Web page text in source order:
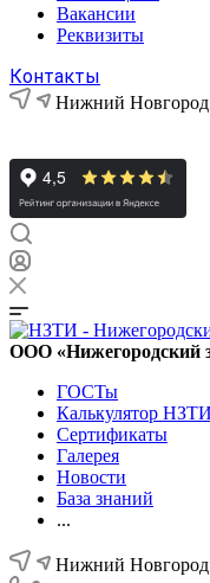
Вакансии
Реквизиты
Контакты
Нижний Новгород
ООО «Нижегородский
ГОСТы
Калькулятор НЗТИ
Сертификаты
Галерея
Новости
База знаний
...
Нижний Новгород